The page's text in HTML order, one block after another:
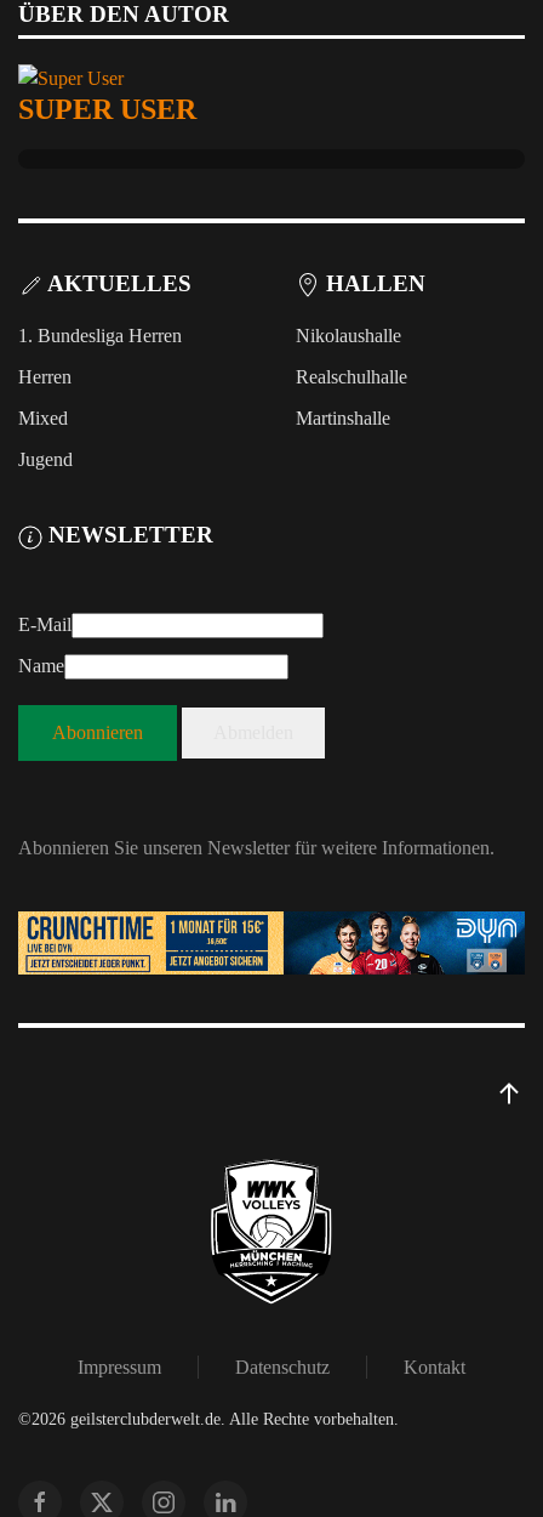
pinterest
ÜBER DEN AUTOR
SUPER USER
AKTUELLES
1. Bundesliga Herren
Herren
Mixed
Jugend
HALLEN
Nikolaushalle
Realschulhalle
Martinshalle
NEWSLETTER
E-Mail
Name
Abonnieren
Abonnieren Sie unseren Newsletter für weitere Informationen.
Impressum Datenschutz Kontakt
©2026 geilsterclubderwelt.de. Alle Rechte vorbehalten.